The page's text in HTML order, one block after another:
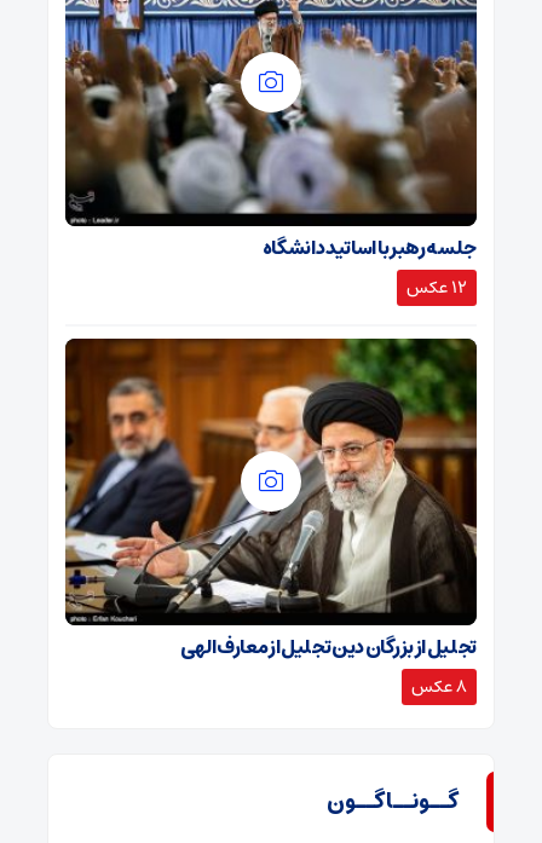
جلسه رهبر با اساتید دانشگاه
12 عکس
تجلیل از بزرگان دین تجلیل از معارف الهی
8 عکس
گــونــاگــون